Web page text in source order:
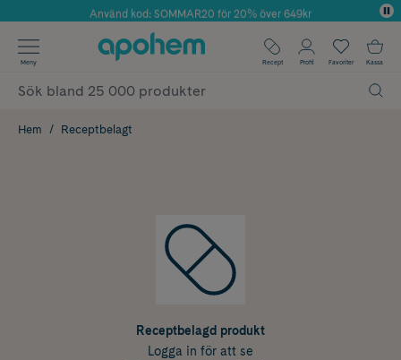
Årets Butik 2025 inom Skönhet
Använd kod: SOMMAR20 för 20% över 649kr
✓ Fri frakt
✓ Poäng på alla köp*
Meny Recept Profil Favoriter Kassa
Hem Receptbelagt
Receptbelagd produkt
Logga in för att se